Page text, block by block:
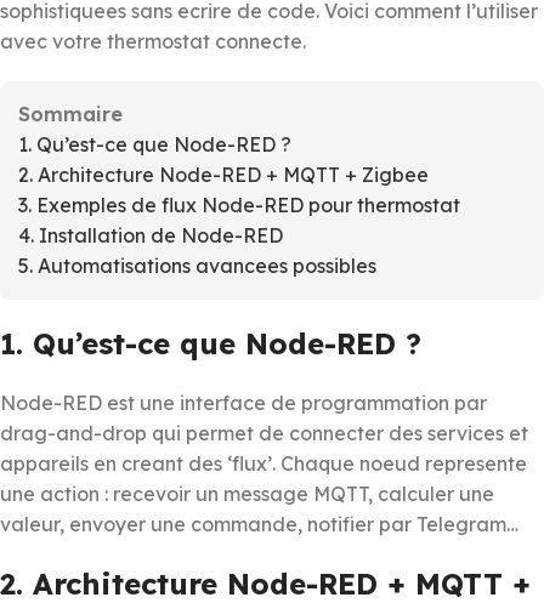
sophistiquees sans ecrire de code. Voici comment l’utiliser
avec votre thermostat connecte.
Sommaire
1. Qu’est-ce que Node-RED ?
2. Architecture Node-RED + MQTT + Zigbee
3. Exemples de flux Node-RED pour thermostat
4. Installation de Node-RED
5. Automatisations avancees possibles
1. Qu’est-ce que Node-RED ?
Node-RED est une interface de programmation par
drag-and-drop qui permet de connecter des services et
appareils en creant des ‘flux’. Chaque noeud represente
une action : recevoir un message MQTT, calculer une
valeur, envoyer une commande, notifier par Telegram…
2. Architecture Node-RED + MQTT +